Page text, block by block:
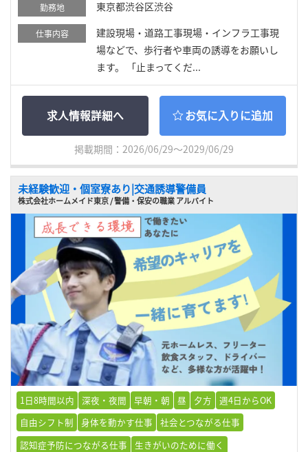
勤務地 東京都渋谷区渋谷
仕事内容
建設現場・道路工事現場・インフラ工事現
場などで、歩行者や車両の誘導をお願いし
ます。 「止まってくだ...
求人情報詳細へ お気に入りに追加
掲載期間：2026/06/29～2029/06/29
未経験歓迎・個室寮あり|交通誘導警備員
株式会社ホームメイド東京 / 警備・保安の職業 アルバイト
1日8時間以内 深夜・夜間 早朝・朝 昼 夕方
週4日からOK
自由シフト制
身体を動かす仕事
社会とつながる仕事
認知症予防につながる仕事
生きがいのために働く